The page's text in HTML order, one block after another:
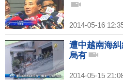
2014-05-16
遭中越南海
烏有
2014-05-15